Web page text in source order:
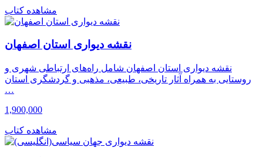
مشاهده کتاب
نقشه دیواری استان اصفهان
نقشه دیواری استان اصفهان شامل راه‌های ارتباطی شهری و
روستایی به همراه آثار تاریخی، طبیعی، مذهبی و گردشگری استان
…
1,900,000
مشاهده کتاب